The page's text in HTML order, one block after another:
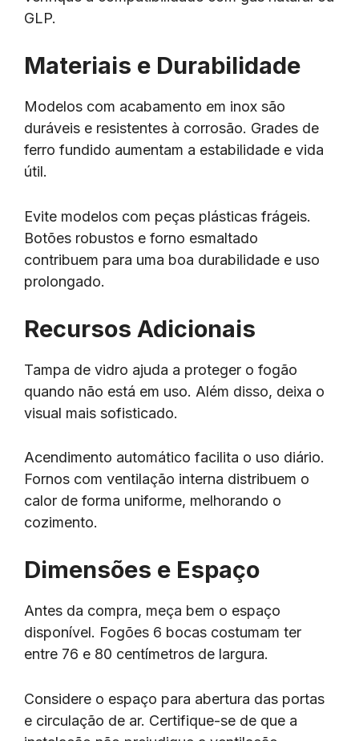
GLP.
Materiais e Durabilidade
Modelos com acabamento em inox são
duráveis e resistentes à corrosão. Grades de
ferro fundido aumentam a estabilidade e vida
útil.
Evite modelos com peças plásticas frágeis.
Botões robustos e forno esmaltado
contribuem para uma boa durabilidade e uso
prolongado.
Recursos Adicionais
Tampa de vidro ajuda a proteger o fogão
quando não está em uso. Além disso, deixa o
visual mais sofisticado.
Acendimento automático facilita o uso diário.
Fornos com ventilação interna distribuem o
calor de forma uniforme, melhorando o
cozimento.
Dimensões e Espaço
Antes da compra, meça bem o espaço
disponível. Fogões 6 bocas costumam ter
entre 76 e 80 centímetros de largura.
Considere o espaço para abertura das portas
e circulação de ar. Certifique-se de que a